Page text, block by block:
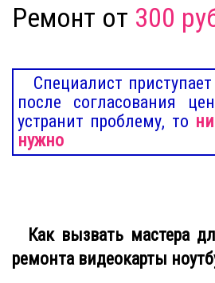
Ремонт от 300
Специалист
после согласования
устранит проблему, то
нужно
Как вызвать мастера
ремонта видеокарты